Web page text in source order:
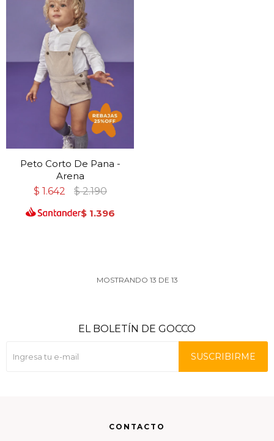
Peto Corto De Pana -
Arena
$ 1.642 $ 2.190
$ 1.396
MOSTRANDO 13 DE 13
CONTACTO
EL BOLETÍN DE GOCCO
SUSCRIBIRME